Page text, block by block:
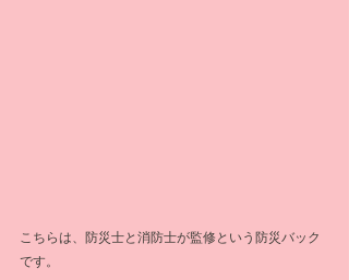
こちらは、防災士と消防士が監修という防災バック
です。